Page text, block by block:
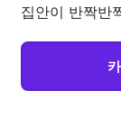
집안이 반짝반